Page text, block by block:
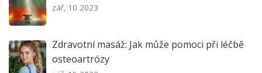
zář, 10 2023
Zdravotní masáž: Jak může pomoci při léčbě
osteoartrózy